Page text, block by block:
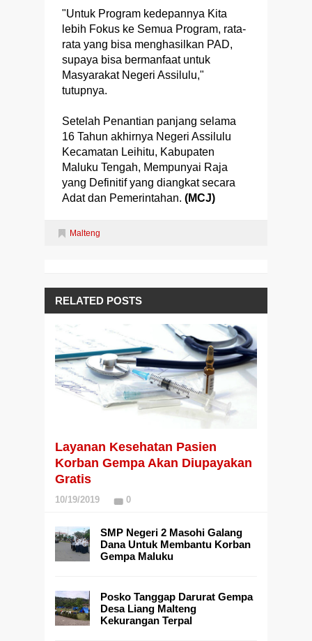
"Untuk Program kedepannya Kita
lebih Fokus ke Semua Program, rata-
rata yang bisa menghasilkan PAD,
supaya bisa bermanfaat untuk
Masyarakat Negeri Assilulu,"
tutupnya.
Setelah Penantian panjang selama
16 Tahun akhirnya Negeri Assilulu
Kecamatan Leihitu, Kabupaten
Maluku Tengah, Mempunyai Raja
yang Definitif yang diangkat secara
Adat dan Pemerintahan. (MCJ)
Malteng
RELATED POSTS
Layanan Kesehatan Pasien
Korban Gempa Akan Diupayakan
Gratis
10/19/2019 0
SMP Negeri 2 Masohi Galang
Dana Untuk Membantu Korban
Gempa Maluku
Posko Tanggap Darurat Gempa
Desa Liang Malteng
Kekurangan Terpal